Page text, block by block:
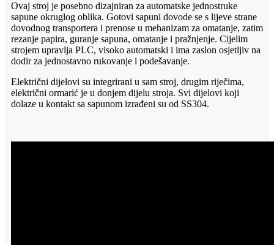
Ovaj stroj je posebno dizajniran za automatske jednostruke
sapune okruglog oblika. Gotovi sapuni dovode se s lijeve strane
dovodnog transportera i prenose u mehanizam za omatanje, zatim
rezanje papira, guranje sapuna, omatanje i pražnjenje. Cijelim
strojem upravlja PLC, visoko automatski i ima zaslon osjetljiv na
dodir za jednostavno rukovanje i podešavanje.
Električni dijelovi su integrirani u sam stroj, drugim riječima,
električni ormarić je u donjem dijelu stroja. Svi dijelovi koji
dolaze u kontakt sa sapunom izrađeni su od SS304.